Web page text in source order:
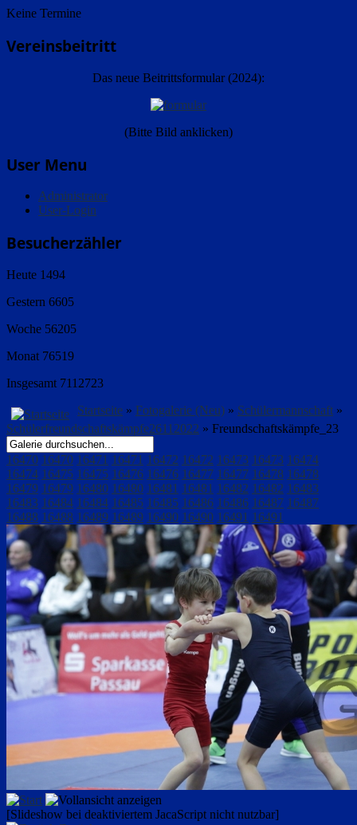
Keine Termine
Vereinsbeitritt
Das neue Beitrittsformular (2024):
(Bitte Bild anklicken)
User Menu
Administrator
User-Login
Besucherzähler
Heute 1494
Gestern 6605
Woche 56205
Monat 76519
Insgesamt 7112723
Startseite » Fotogalerie (Neu) » Schülermannschaft »
Schülerfreundschaftskämpfe26112022 » Freundschaftskämpfe_23
16470 16470 16471 16471 16472 16472 16473 16473 16474
16474 16475 16475 16476 16476 16477 16477 16478 16478
16479 16479 16480 16480 16481 16481 16482 16482 16483
16483 16484 16484 16485 16485 16486 16486 16487 16487
16488 16488 16489 16489 16490 16490 16491 16491
[Slideshow bei deaktiviertem JacaScript nicht nutzbar]